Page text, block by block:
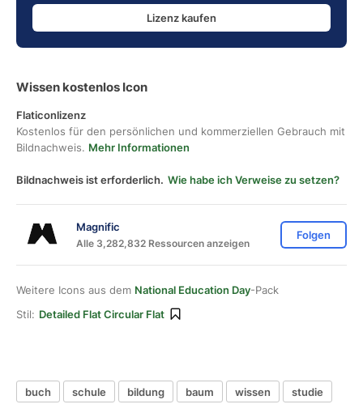
Lizenz kaufen
Wissen kostenlos Icon
Flaticonlizenz
Kostenlos für den persönlichen und kommerziellen Gebrauch mit
Bildnachweis. Mehr Informationen
Bildnachweis ist erforderlich. Wie habe ich Verweise zu setzen?
Magnific
Alle 3,282,832 Ressourcen anzeigen
Folgen
Weitere Icons aus dem National Education Day-Pack
Stil: Detailed Flat Circular Flat
buch schule bildung baum wissen studie